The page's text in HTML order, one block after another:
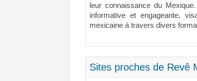
leur connaissance du
informative et engageante,
mexicaine à travers divers
Sites proches de Revê